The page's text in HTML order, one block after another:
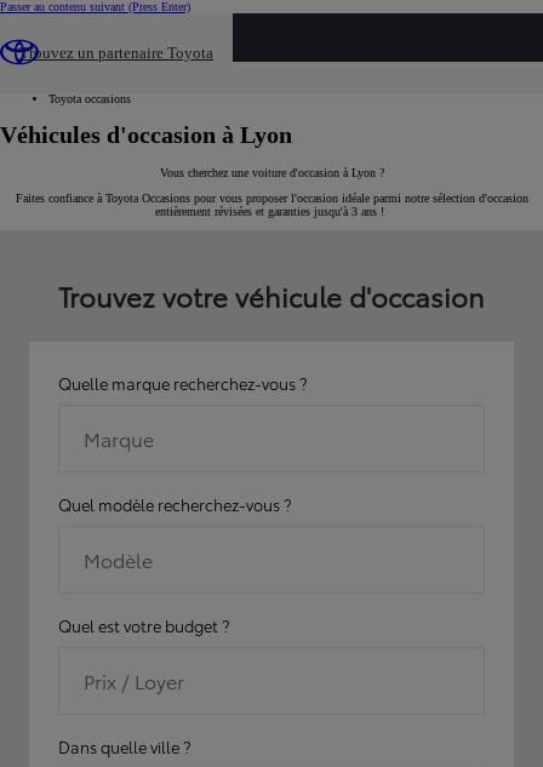
Passer au contenu suivant (Press Enter)
Trouvez un partenaire Toyota
Toyota occasions
Véhicules d'occasion à Lyon
Vous cherchez une voiture d'occasion à Lyon ?
Faites confiance à Toyota Occasions pour vous proposer l'occasion idéale parmi notre sélection d'occasion
entièrement révisées et garanties jusqu'à 3 ans !
Trouvez votre véhicule d'occasion
Quelle marque recherchez-vous ?
Marque
Quel modèle recherchez-vous ?
Modèle
Quel est votre budget ?
Prix / Loyer
Dans quelle ville ?